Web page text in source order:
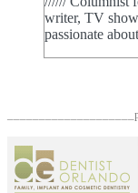
writer, TV show
passionate